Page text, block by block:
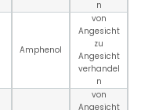
n
Amphenol
von
Angesicht
zu
Angesicht
verhandel
n
von
Angesicht